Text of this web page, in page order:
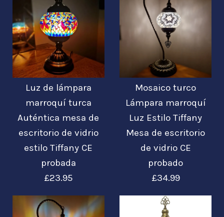
probada
£23.95
Más detalles →
probado
£34.99
Más detalles →
Imágenes / 2 /
Lámpara de mesa
de mosaico de plata
turca marroquí
£37.99
Más detalles →
Imágenes / 4 /5 /6
Lámpara de mesa
estilo turco
marroquí
extragrande -
GLA23P8
Luz de lámpara
marroquí turca
Auténtica mesa de
escritorio de vidrio
estilo Tiffany CE
probada
£23.95
Mosaico turco
Lámpara marroquí
Luz Estilo Tiffany
Mesa de escritorio
de vidrio CE
probado
£34.99